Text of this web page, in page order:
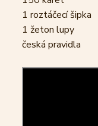
1 roztáčecí šipka
1 žeton lupy
česká pravidla